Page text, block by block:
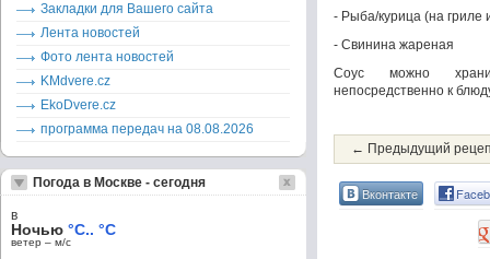
- Рыба/курица (на гриле
- Свинина жареная
Соус можно
непосредственно к
← Предыдущий
Вконтакте
Закладки для Вашего сайта
Лента новостей
Фото лента новостей
KMdvere.cz
EkoDvere.cz
программа передач на 08.08.2026
Погода в Москве - сегодня
в
Ночью °C.. °C
ветер – м/c